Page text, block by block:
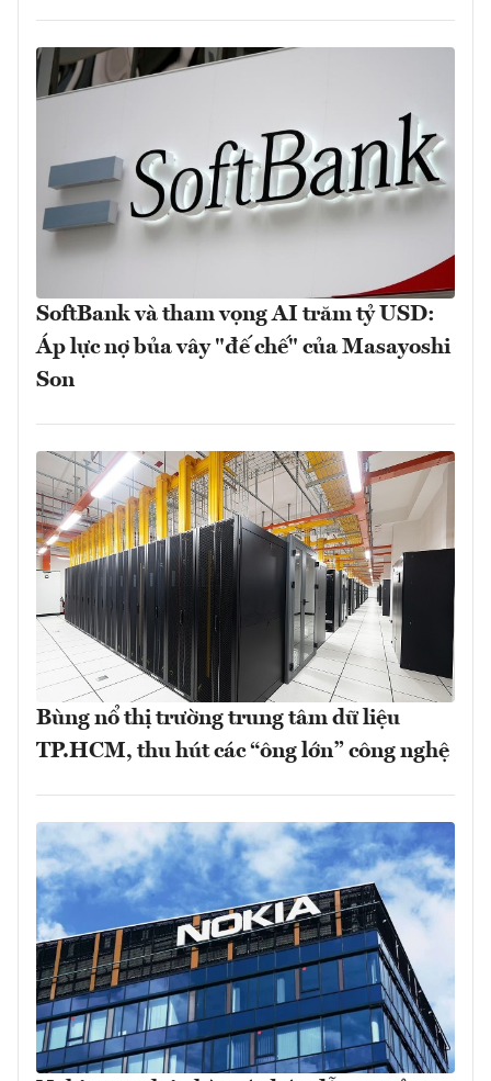
SoftBank và tham vọng AI trăm tỷ USD:
Áp lực nợ bủa vây "đế chế" của Masayoshi
Son
Bùng nổ thị trường trung tâm dữ liệu
TP.HCM, thu hút các “ông lớn” công nghệ